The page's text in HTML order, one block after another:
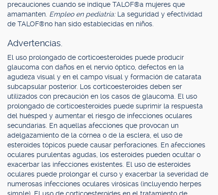
precauciones cuando se indique TALOF®a mujeres que
amamanten. Empleo en pediatría: La seguridad y efectividad
de TALOF®no han sido establecidas en niños.
Advertencias.
El uso prolongado de corticoesteroides puede producir
glaucoma con daños en el nervio óptico, defectos en la
agudeza visual y en el campo visual y formación de catarata
subcapsular posterior. Los corticoesteroides deben ser
utilizados con precaución en los casos de glaucoma. El uso
prolongado de corticoesteroides puede suprimir la respuesta
del huésped y aumentar el riesgo de infecciones oculares
secundarias. En aquellas afecciones que provocan un
adelgazamiento de la córnea o de la esclera, el uso de
esteroides tópicos puede causar perforaciones. En afecciones
oculares purulentas agudas, los esteroides pueden ocultar o
exacerbar las infecciones existentes. El uso de esteroides
oculares puede prolongar el curso y exacerbar la severidad de
numerosas infecciones oculares virósicas (incluyendo herpes